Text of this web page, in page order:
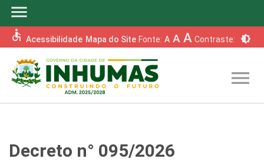
menu
accessible Acessibilidade Mapa do Site Fonte: A A A Contraste: brightness_6
menu
Decreto n° 095/2026